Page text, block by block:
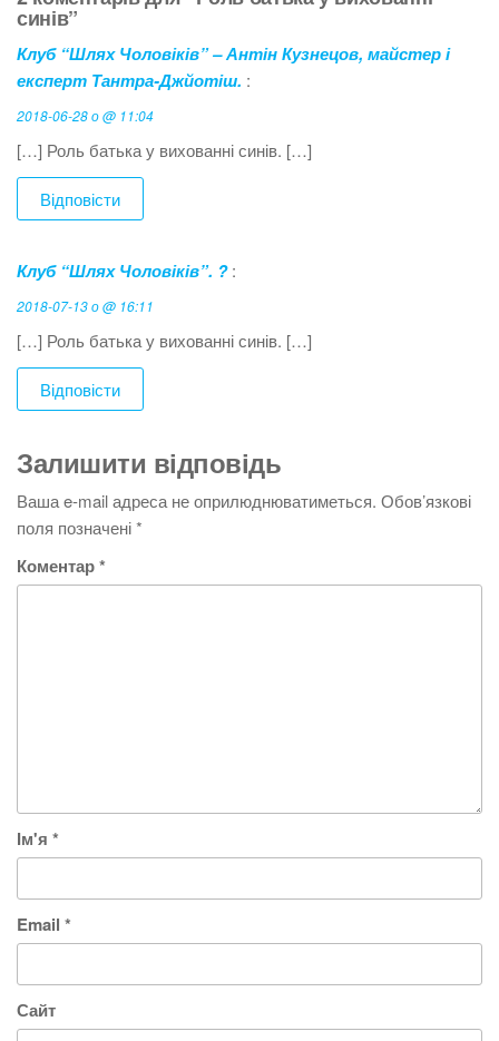
синів”
Клуб “Шлях Чоловіків” – Антін Кузнецов, майстер і
експерт Тантра-Джйотіш. :
2018-06-28 о @ 11:04
[…] Роль батька у вихованні синів. […]
Відповісти
Клуб “Шлях Чоловіків”. ? :
2018-07-13 о @ 16:11
[…] Роль батька у вихованні синів. […]
Відповісти
Залишити відповідь
Ваша e-mail адреса не оприлюднюватиметься. Обов’язкові
поля позначені*
Коментар*
Ім'я *
Email *
Сайт